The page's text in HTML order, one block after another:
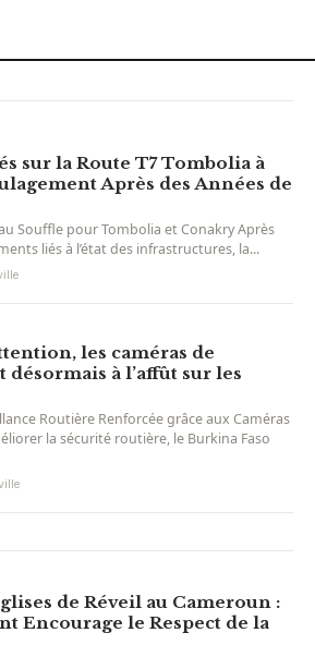
sur la Route T7 Tombolia à
Après des Années de
Souffle pour Tombolia et Conakry Après
liés à l’état des infrastructures, la...
les caméras de
à l’affût sur les
Routière Renforcée grâce aux Caméras
la sécurité routière, le Burkina Faso
de Réveil au Cameroun :
Encourage le Respect de la